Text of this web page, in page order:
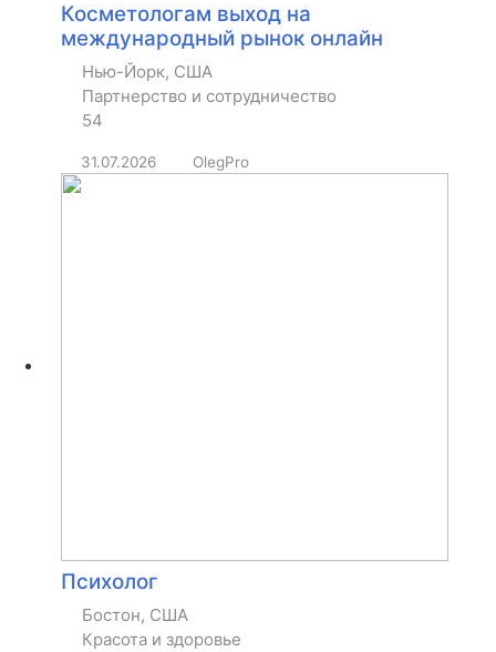
Косметологам выход на
международный рынок онлайн
Нью-Йорк, США
Партнерство и сотрудничество
54
31.07.2026 OlegPro
Психолог
Бостон, США
Красота и здоровье